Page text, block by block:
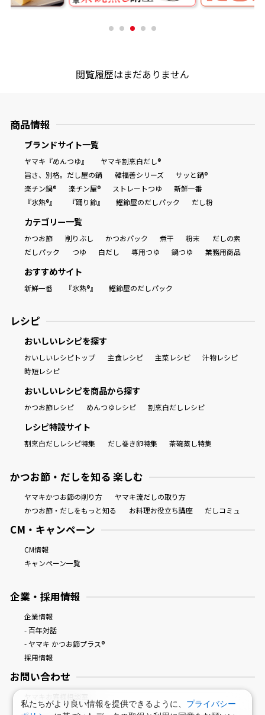
閲覧履歴はまだありません
商品情報
ブランドサイト一覧
ヤマキ『めんつゆ』
ヤマキ割烹白だし®
旨さ、別格。だし屋の鍋
韓福善シリーズ
サッと鍋®
楽チン鍋®
楽チン屋® ストレートつゆ
新鮮一番
『氷熟®』
『踊り節』 鰹節屋のだしパック だし粉
カテゴリー一覧
かつお節 削りぶし かつおパック 煮干 粉末
だしの素
だしパック
つゆ 白だし 専用つゆ 鍋つゆ 業務用商品
おすすめサイト
新鮮一番 『氷熟®』 鰹節屋のだしパック
レシピ
おいしいレシピを探す
おいしいレシピトップ 主食レシピ 主菜レシピ
汁物レシピ
時短レシピ
おいしいレシピを商品から探す
かつお節レシピ めんつゆレシピ 割烹白だしレシピ
レシピ特設サイト
割烹白だしレシピ特集 だし巻き卵特集 茶碗蒸し特集
かつお節・だしを知る 楽しむ
ヤマキかつお節の削り方
ヤマキ流だしの取り方
かつお節・だしをもっと知る
お料理お役立ち講座 だしコミュ
CM・キャンペーン
CM情報
キャンペーン一覧
企業・採用情報
企業情報
- 百年対話
- ヤマキ かつお節プラス®
採用情報
お問い合わせ
私たちがより良い情報を提供できるように、 プライバシー